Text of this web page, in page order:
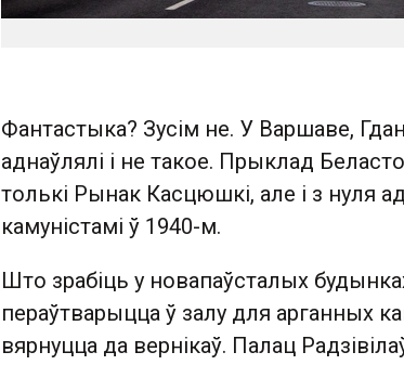
Фантастыка? Зусім не. У Варшаве,
аднаўлялі і не такое. Прыклад
толькі Рынак Касцюшкі, але і з нуля
камуністамі ў 1940-м.
Што зрабіць у новапаўсталых
пераўтварыцца ў залу для арганных
вярнуцца да вернікаў. Палац